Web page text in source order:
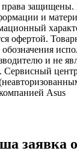
права
и
офертой.
и не
Сервисный
Asus
заявка